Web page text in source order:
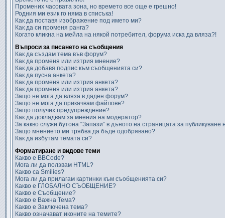
Промених часовата зона, но времето все още е грешно!
Родния ми език го няма в списъка!
Как да поставя изображение под името ми?
Как да си променя ранга?
Когато кликна на мейла на някой потребител, форума иска да вляза?!
Въпроси за писането на съобщения
Как да създам тема във форум?
Как да променя или изтрия мнение?
Как да добавя подпис към съобщенията си?
Как да пусна анкета?
Как да променя или изтрия анкета?
Как да променя или изтрия анкета?
Защо не мога да вляза в даден форум?
Защо не мога да прикачвам файлове?
Защо получих предупреждение?
Как да докладвам за мнения на модератор?
За какво служи бутона “Запази” в дъното на страницата за
Защо мнението ми трябва да бъде одобрявано?
Как да избутам темата си?
Форматиране и видове теми
Какво е BBCode?
Мога ли да ползвам HTML?
Какво са Smilies?
Мога ли да прилагам картинки към съобщенията си?
Какво е ГЛОБАЛНО СЪОБЩЕНИЕ?
Какво е Съобщение?
Какво е Важна Тема?
Какво е Заключена тема?
Какво означават иконите на темите?